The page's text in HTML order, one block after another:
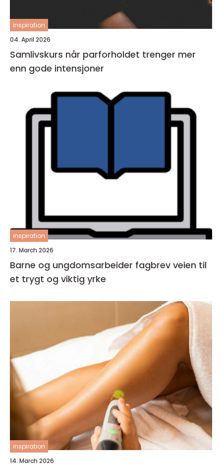
inspiration
04. April 2026
Samlivskurs når parforholdet trenger mer
enn gode intensjoner
inspiration
17. March 2026
Barne og ungdomsarbeider fagbrev veien til
et trygt og viktig yrke
inspiration
14. March 2026